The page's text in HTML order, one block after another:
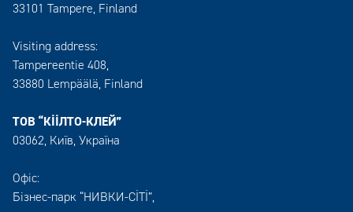
33101 Tampere, Finland
Visiting address:
Tampereentie 408,
33880 Lempäälä, Finland
ТОВ “КІІЛТО-КЛЕЙ”
03062, Київ, Україна
Офіс:
Бізнес-парк “НИВКИ-СІТІ”,